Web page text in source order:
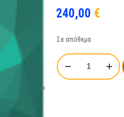
240,00 €
Σε απόθεμα
Kaspersky
Small